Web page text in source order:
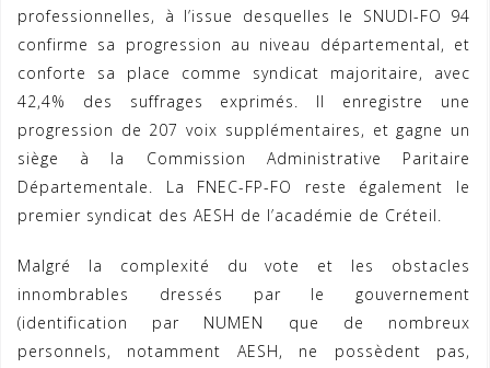
professionnelles, à l’issue desquelles le SNUDI-FO 94
confirme sa progression au niveau départemental, et
conforte sa place comme syndicat majoritaire, avec
42,4% des suffrages exprimés. Il enregistre une
progression de 207 voix supplémentaires, et gagne un
siège à la Commission Administrative Paritaire
Départementale. La FNEC-FP-FO reste également le
premier syndicat des AESH de l’académie de Créteil.
Malgré la complexité du vote et les obstacles
innombrables dressés par le gouvernement
(identification par NUMEN que de nombreux
personnels, notamment AESH, ne possèdent pas,